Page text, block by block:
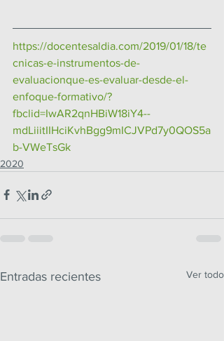
https://docentesaldia.com/2019/01/18/te
cnicas-e-instrumentos-de-
evaluacionque-es-evaluar-desde-el-
enfoque-formativo/?
fbclid=IwAR2qnHBiW18iY4--
mdLiiitIIHciKvhBgg9mICJVPd7y0QOS5a
b-VWeTsGk
2020
Entradas recientes Ver todo